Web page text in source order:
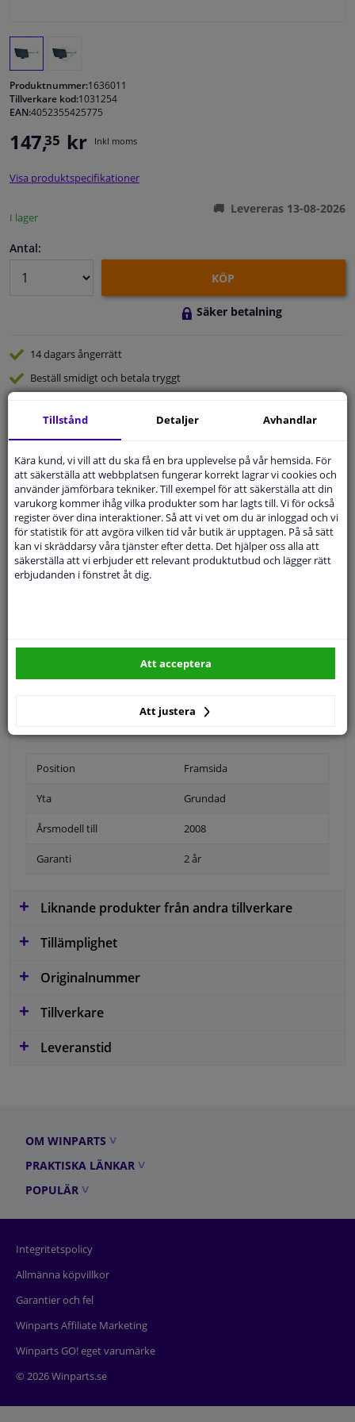
Fönster & Tillbehör
Bilvård & Tillbehör
Sensorer & Elsystem
Produktnummer:1636011
Tillverkare kod:1031254
EAN:4052355425775
147,35 kr Inkl moms
Visa produktspecifikationer
I lager
Levereras 13-08-2026
Antal:
KÖP
Säker betalning
14 dagarsångerrätt
Beställ smidigt och betala tryggt
ExpertKundservice
Kundservice:Inte Tillgänglig Via Telefon
Ställ din fråga hos våra produktspecialister.
Frågor Och Svar
Modellmatchande garanti, Hitta rätt bildelar.
Position Framsida
Yta Grundad
Årsmodell till 2008
Garanti 2 år
Liknande produkter från andra tillverkare
Tillämplighet
Originalnummer
Tillverkare
Leveranstid
OM WINPARTS
PRAKTISKA LÄNKAR
POPULÄR
Integritetspolicy
Allmänna köpvillkor
Garantier och fel
Winparts Affiliate Marketing
Winparts GO! eget varumärke
© 2026 Winparts.se
Tillstånd Detaljer Avhandlar
Kära kund, vi vill att du ska få en bra upplevelse på vår hemsida. För
att säkerställa att webbplatsen fungerar korrekt lagrar vi cookies och
använder jämförbara tekniker. Till exempel för att säkerställa att din
varukorg kommer ihåg vilka produkter som har lagts till. Vi för också
register över dina interaktioner. Så att vi vet om du är inloggad och vi
för statistik för att avgöra vilken tid vår butik är upptagen. På så sätt
kan vi skräddarsy våra tjänster efter detta. Det hjälper oss alla att
säkerställa att vi erbjuder ett relevant produktutbud och lägger rätt
erbjudanden i fönstret åt dig.
Att justera
Att acceptera